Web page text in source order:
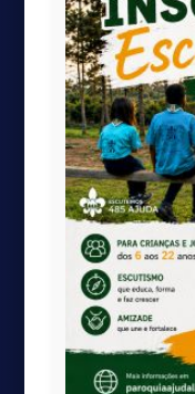
Quick links
Transmissão Online
Calendário Paroquial
Localização